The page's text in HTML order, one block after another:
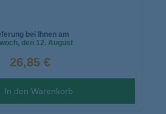
bei Ihnen am
, den 12. August
26,85 €
In den Warenkorb